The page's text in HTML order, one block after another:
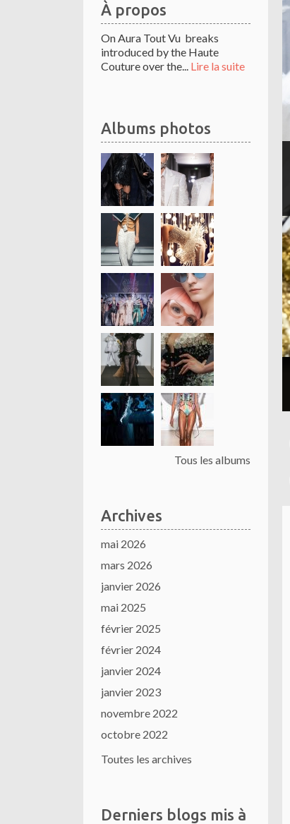
À propos
On Aura Tout Vu breaks
introduced by the Haute
Couture over the... Lire la suite
Albums photos
Tous les albums
Archives
mai 2026
mars 2026
janvier 2026
mai 2025
février 2025
février 2024
janvier 2024
janvier 2023
novembre 2022
octobre 2022
Toutes les archives
Derniers blogs mis à